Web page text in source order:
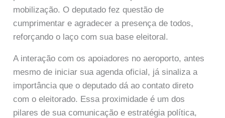
mobilização. O deputado fez questão de
cumprimentar e agradecer a presença de todos,
reforçando o laço com sua base eleitoral.
A interação com os apoiadores no aeroporto, antes
mesmo de iniciar sua agenda oficial, já sinaliza a
importância que o deputado dá ao contato direto
com o eleitorado. Essa proximidade é um dos
pilares de sua comunicação e estratégia política,